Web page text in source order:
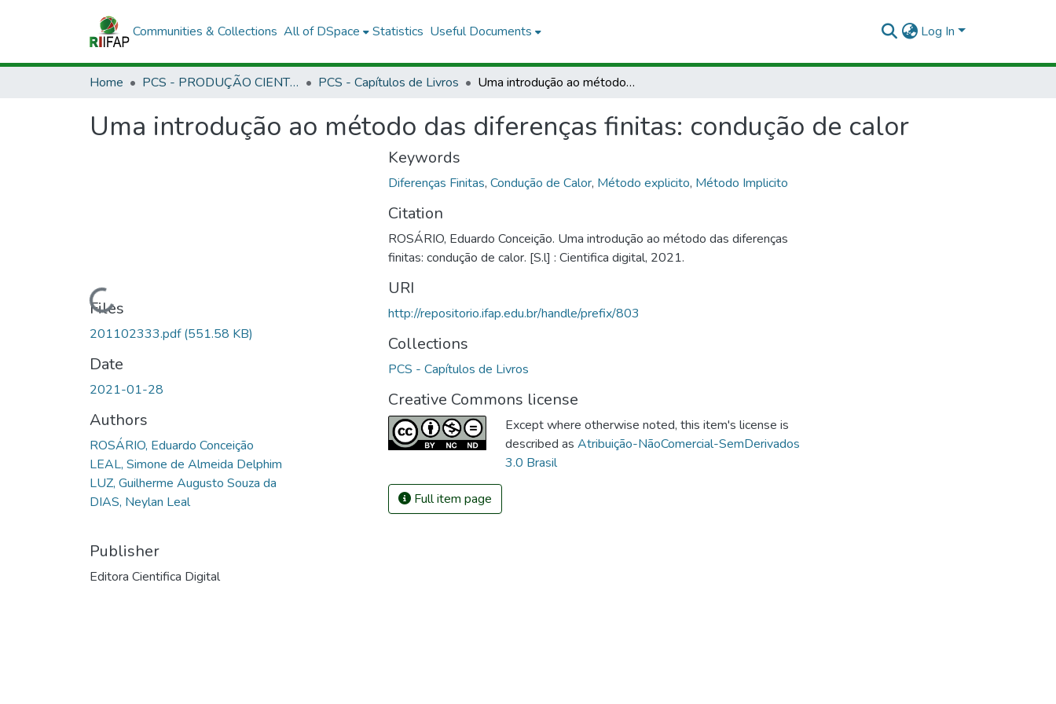
Communities & Collections All of DSpace Statistics Useful Documents Log In
Home PCS - PRODUÇÃO CIENTÍFICA DOS SERVIDORES PCS - Capítulos de Livros Uma introdução ao método das diferenças finitas: condução de calor
Uma introdução ao método das diferenças finitas: condução de calor
Loading...
Files
201102333.pdf(551.58 KB)
Date
2021-01-28
Authors
ROSÁRIO, Eduardo Conceição
LEAL, Simone de Almeida Delphim
LUZ, Guilherme Augusto Souza da
DIAS, Neylan Leal
Publisher
Editora Cientifica Digital
Keywords
Diferenças Finitas, Condução de Calor, Método explicito, Método Implicito
Citation
ROSÁRIO, Eduardo Conceição. Uma introdução ao método das diferenças
finitas: condução de calor. [S.l] : Cientifica digital, 2021.
URI
http://repositorio.ifap.edu.br/handle/prefix/803
Collections
PCS - Capítulos de Livros
Creative Commons license
Except where otherwise noted, this item's license is
described as Atribuição-NãoComercial-SemDerivados
3.0 Brasil
Full item page